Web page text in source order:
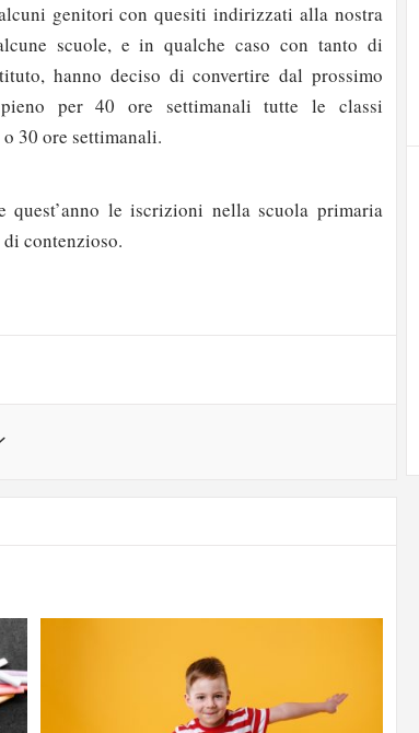
genitori con quesiti indirizzati alla nostra
scuole, e in qualche caso con tanto di
hanno deciso di convertire dal prossimo
per 40 ore settimanali tutte le classi
30 ore settimanali.
quest’anno le iscrizioni nella scuola primaria
contenzioso.
possono commentare!